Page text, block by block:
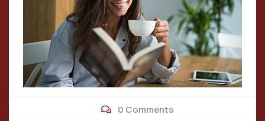
0 Comments